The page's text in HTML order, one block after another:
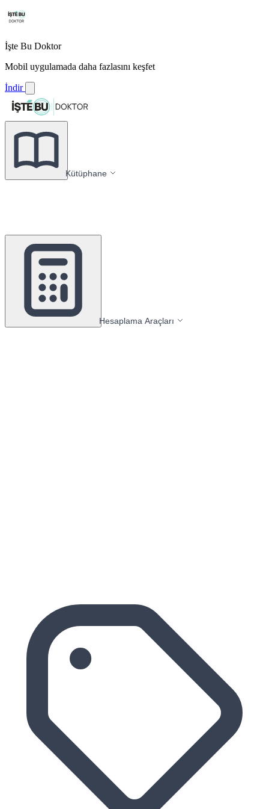
İşte Bu Doktor
Mobil uygulamada daha fazlasını keşfet
İndir
Kütüphane
Hesaplama Araçları